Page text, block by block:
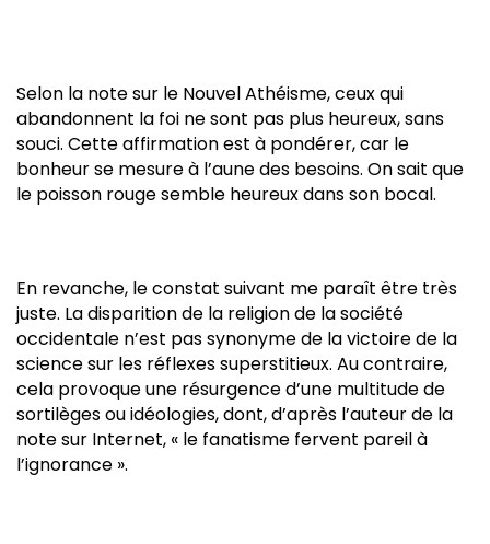
Selon la note sur le Nouvel Athéisme, ceux qui
abandonnent la foi ne sont pas plus heureux, sans
souci. Cette affirmation est à pondérer, car le
bonheur se mesure à l’aune des besoins. On sait que
le poisson rouge semble heureux dans son bocal.
En revanche, le constat suivant me paraît être très
juste. La disparition de la religion de la société
occidentale n’est pas synonyme de la victoire de la
science sur les réflexes superstitieux. Au contraire,
cela provoque une résurgence d’une multitude de
sortilèges ou idéologies, dont, d’après l’auteur de la
note sur Internet, « le fanatisme fervent pareil à
l’ignorance ».